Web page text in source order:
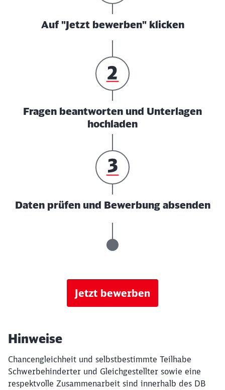
Auf "Jetzt bewerben" klicken
Fragen beantworten und Unterlagen
hochladen
Daten prüfen und Bewerbung absenden
Jetzt bewerben
Hinweise
Chancengleichheit und selbstbestimmte Teilhabe
Schwerbehinderter und Gleichgestellter sowie eine
respektvolle Zusammenarbeit sind innerhalb des DB